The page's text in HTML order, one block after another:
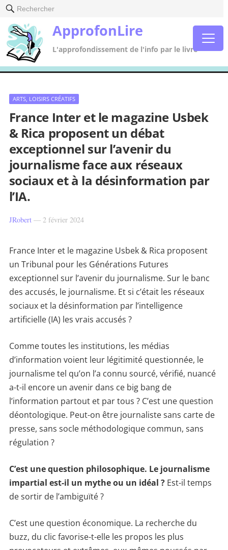
Rechercher
ApprofonLire
L'approfondissement de l'info par le livre
ARTS, LOISIRS CRÉATIFS
France Inter et le magazine Usbek
& Rica proposent un débat
exceptionnel sur l’avenir du
journalisme face aux réseaux
sociaux et à la désinformation par
l’IA.
JRobert— 2 février 2024
France Inter et le magazine Usbek & Rica proposent
un Tribunal pour les Générations Futures
exceptionnel sur l’avenir du journalisme. Sur le banc
des accusés, le journalisme. Et si c’était les réseaux
sociaux et la désinformation par l’intelligence
artificielle (IA) les vrais accusés ?
Comme toutes les institutions, les médias
d’information voient leur légitimité questionnée, le
journalisme tel qu’on l’a connu sourcé, vérifié, nuancé
a-t-il encore un avenir dans ce big bang de
l’information partout et par tous ? C’est une question
déontologique. Peut-on être journaliste sans carte de
presse, sans socle méthodologique commun, sans
régulation ?
C’est une question philosophique. Le journalisme
impartial est-il un mythe ou un idéal ?Est-il temps
de sortir de l’ambiguïté ?
C’est une question économique. La recherche du
buzz, du clic favorise-t-elle les propos les plus